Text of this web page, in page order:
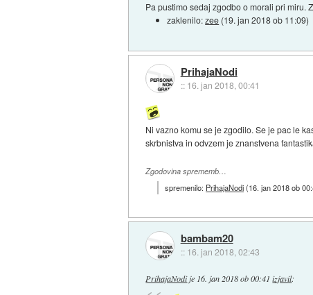
Pa pustimo sedaj zgodbo o morali pri miru.
zaklenilo:zee (19. jan 2018 ob 11:09)
PrihajaNodi
:: 16. jan 2018, 00:41
Ni vazno komu se je zgodilo. Se je pac le
skrbnistva in odvzem je znanstvena
Zgodovina sprememb…
spremenilo: PrihajaNodi(16. jan 2018 ob
bambam20
:: 16. jan 2018, 02:43
PrihajaNodije 16. jan 2018 ob 00:41 izjavil: